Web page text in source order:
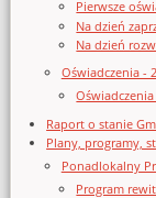
Pierwsze
Na dzień
Na dzień
Oświadczenia -
Raport o stanie
Plany, programy,
Ponadlokalny
Program